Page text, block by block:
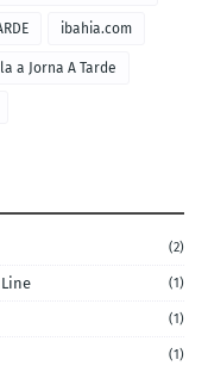
ibahia.com
a Jorna A Tarde
(2)
Line (1)
(1)
(1)